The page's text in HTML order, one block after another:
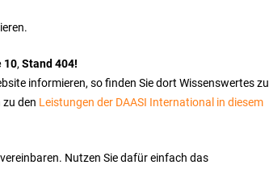
10, Stand 404!
informieren, so finden Sie dort Wissenswertes zu
den Leistungen der DAASI International in diesem
Nutzen Sie dafür einfach das